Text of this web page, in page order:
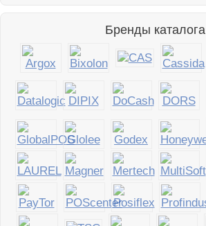
Бренды каталога